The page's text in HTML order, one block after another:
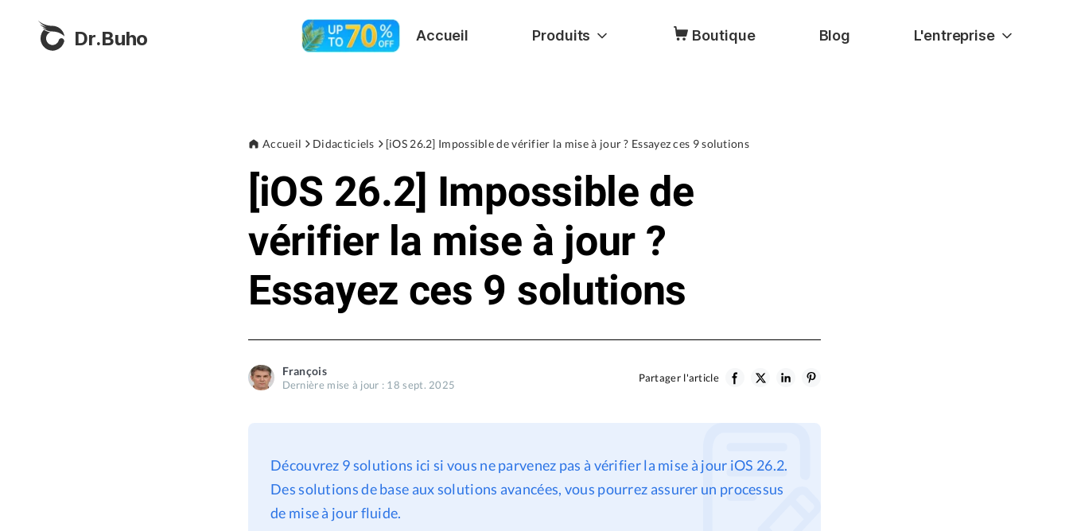
Dr.Buho Accueil Produits Boutique Blog L'entreprise
Accueil Didacticiels [iOS 26.2] Impossible de vérifier la mise à jour ? Essayez ces 9 solutions
[iOS 26.2] Impossible de
vérifier la mise à jour ?
Essayez ces 9 solutions
François
Dernière mise à jour : 18 sept. 2025
Partager l'article
Découvrez 9 solutions ici si vous ne parvenez pas à vérifier la mise à jour iOS 26.2.
Des solutions de base aux solutions avancées, vous pourrez assurer un processus
de mise à jour fluide.